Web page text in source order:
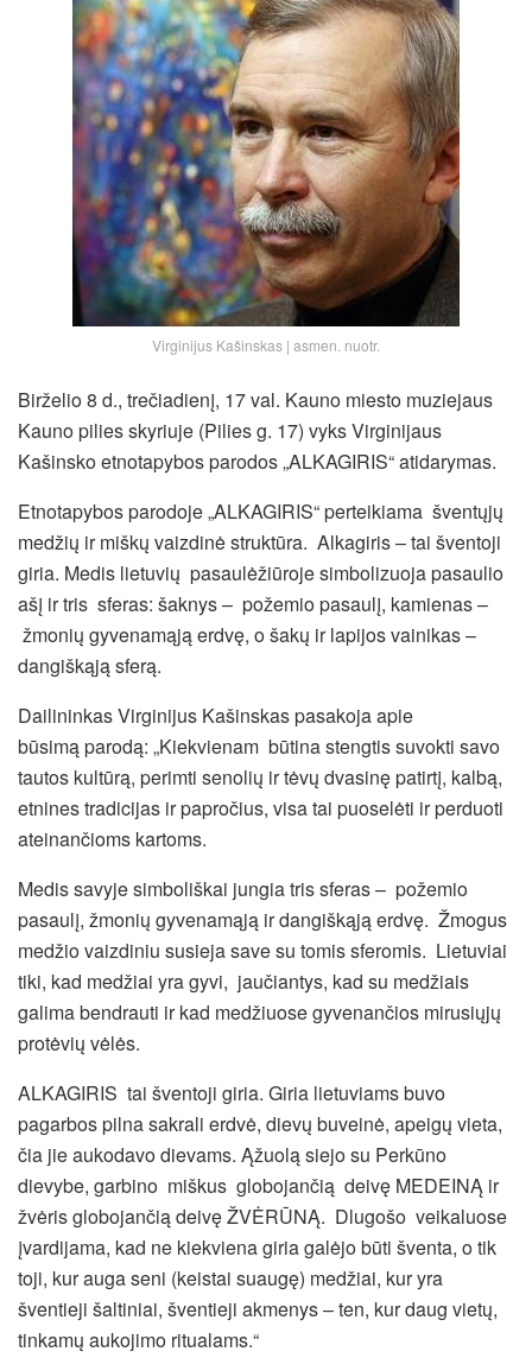
Virginijus Kašinskas | asmen. nuotr.
Birželio 8 d., trečiadienį, 17 val. Kauno miesto muziejaus
Kauno pilies skyriuje (Pilies g. 17) vyks Virginijaus
Kašinsko etnotapybos parodos „ALKAGIRIS“ atidarymas.
Etnotapybos parodoje „ALKAGIRIS“ perteikiama šventųjų
medžių ir miškų vaizdinė struktūra. Alkagiris – tai šventoji
giria. Medis lietuvių pasaulėžiūroje simbolizuoja pasaulio
ašį ir tris sferas: šaknys – požemio pasaulį, kamienas –
žmonių gyvenamąją erdvę, o šakų ir lapijos vainikas –
dangiškąją sferą.
Dailininkas Virginijus Kašinskas pasakoja apie
būsimą parodą: „Kiekvienam būtina stengtis suvokti savo
tautos kultūrą, perimti senolių ir tėvų dvasinę patirtį, kalbą,
etninestradicijas ir papročius, visa tai puoselėti ir perduoti
ateinančioms kartoms.
Medis savyje simboliškai jungia tris sferas – požemio
pasaulį, žmonių gyvenamąją ir dangiškąją erdvę. Žmogus
medžio vaizdiniu susieja save su tomis sferomis. Lietuviai
tiki, kad medžiai yra gyvi, jaučiantys, kad su medžiais
galima bendrauti ir kad medžiuose gyvenančios mirusiųjų
protėvių vėlės.
ALKAGIRIS tai šventoji giria. Giria lietuviams buvo
pagarbos pilna sakrali erdvė, dievų buveinė, apeigų vieta,
čia jie aukodavo dievams. Ąžuolą siejo su Perkūno
dievybe, garbino miškus globojančią deivę MEDEINĄ ir
žvėris globojančią deivę ŽVĖRŪNĄ. Dlugošo veikaluose
įvardijama, kad ne kiekviena giria galėjo būti šventa, o tik
toji, kur auga seni (keistai suaugę) medžiai, kur yra
šventieji šaltiniai, šventieji akmenys – ten, kur daug vietų,
tinkamų aukojimo ritualams.“